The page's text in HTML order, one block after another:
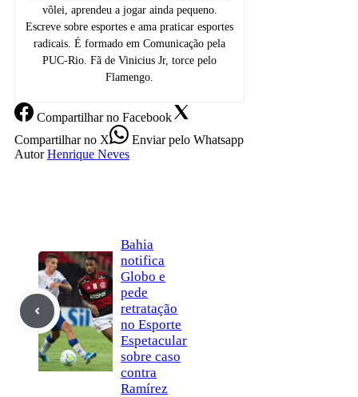
vôlei, aprendeu a jogar ainda pequeno.
Escreve sobre esportes e ama praticar esportes
radicais. É formado em Comunicação pela
PUC-Rio. Fã de Vinicius Jr, torce pelo
Flamengo.
Compartilharno Facebook
Compartilharno X Enviarpelo Whatsapp
Autor Henrique Neves
Bahia
notifica
Globo e
pede
retratação
no Esporte
Espetacular
sobre caso
contra
Ramírez